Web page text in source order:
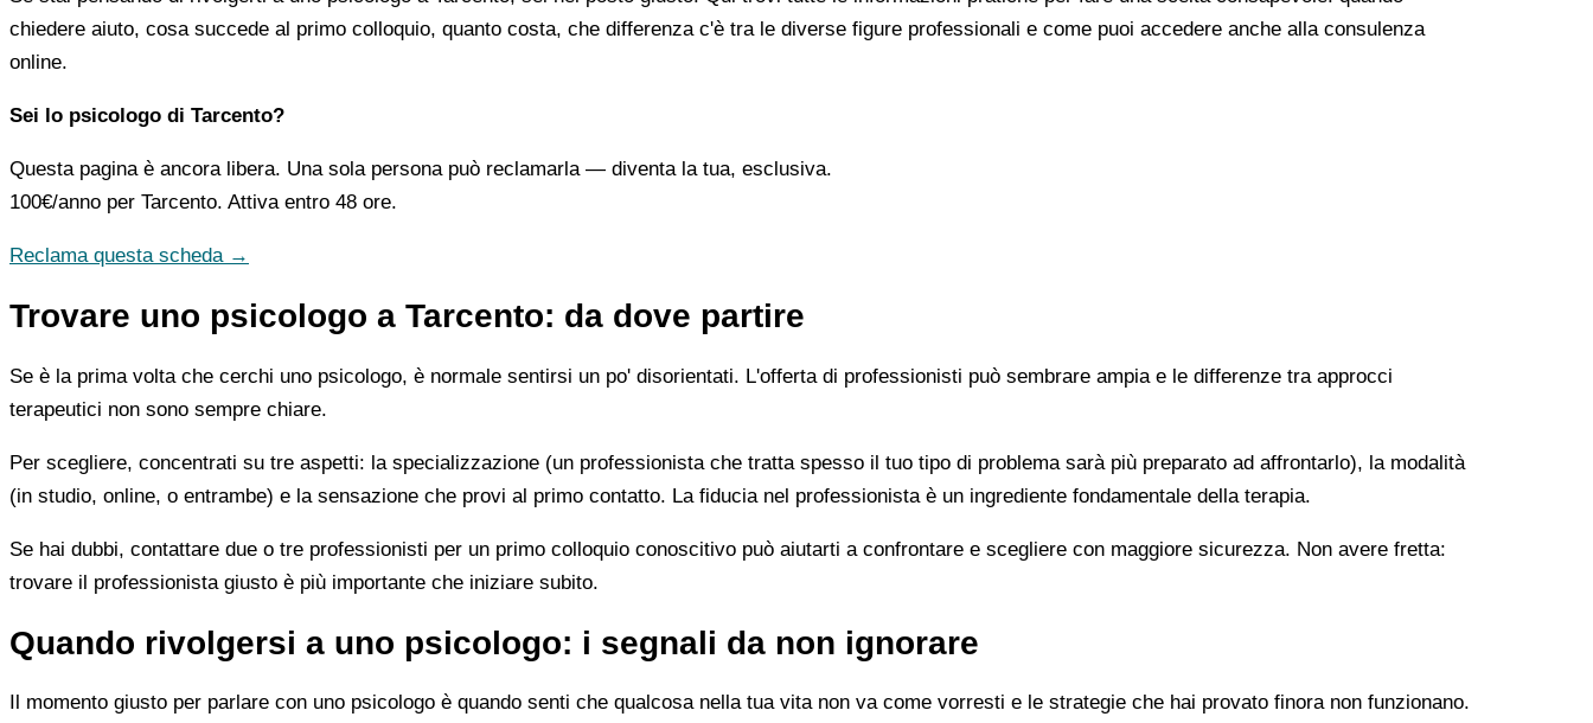
chiedere aiuto, cosa succede al primo colloquio, quanto costa, che differenza c'è tra le diverse figure professionali e come puoi accedere anche alla consulenza
online.
Sei lo psicologo di Tarcento?
Questa pagina è ancora libera. Una sola persona può reclamarla — diventa la tua, esclusiva.
100€/anno per Tarcento. Attiva entro 48 ore.
Reclama questa scheda →
Trovare uno psicologo a Tarcento: da dove partire
Se è la prima volta che cerchi uno psicologo, è normale sentirsi un po' disorientati. L'offerta di professionisti può sembrare ampia e le differenze tra approcci
terapeutici non sono sempre chiare.
Per scegliere, concentrati su tre aspetti: la specializzazione (un professionista che tratta spesso il tuo tipo di problema sarà più preparato ad affrontarlo), la modalità
(in studio, online, o entrambe) e la sensazione che provi al primo contatto. La fiducia nel professionista è un ingrediente fondamentale della terapia.
Se hai dubbi, contattare due o tre professionisti per un primo colloquio conoscitivo può aiutarti a confrontare e scegliere con maggiore sicurezza. Non avere fretta:
trovare il professionista giusto è più importante che iniziare subito.
Quando rivolgersi a uno psicologo: i segnali da non ignorare
Il momento giusto per parlare con uno psicologo è quando senti che qualcosa nella tua vita non va come vorresti e le strategie che hai provato finora non funzionano.